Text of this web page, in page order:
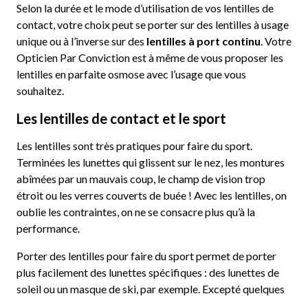
Selon la durée et le mode d’utilisation de vos lentilles de
contact, votre choix peut se porter sur des lentilles à usage
unique ou à l’inverse sur des lentilles à port continu . Votre
Opticien Par Conviction est à même de vous proposer les
lentilles en parfaite osmose avec l’usage que vous
souhaitez.
Les lentilles de contact et le sport
Les lentilles sont très pratiques pour faire du sport.
Terminées les lunettes qui glissent sur le nez, les montures
abîmées par un mauvais coup, le champ de vision trop
étroit ou les verres couverts de buée ! Avec les lentilles, on
oublie les contraintes, on ne se consacre plus qu’à la
performance.
Porter des lentilles pour faire du sport permet de porter
plus facilement des lunettes spécifiques : des lunettes de
soleil ou un masque de ski, par exemple. Excepté quelques